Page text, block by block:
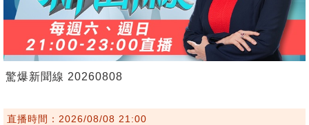
驚爆新聞線 20260808
直播時間：2026/08/08 21:00